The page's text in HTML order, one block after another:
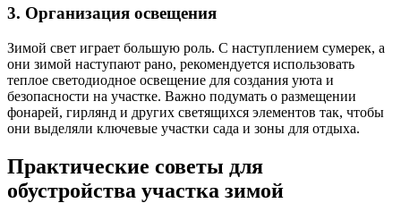
3. Организация освещения
Зимой свет играет большую роль. С наступлением сумерек, а
они зимой наступают рано, рекомендуется использовать
теплое светодиодное освещение для создания уюта и
безопасности на участке. Важно подумать о размещении
фонарей, гирлянд и других светящихся элементов так, чтобы
они выделяли ключевые участки сада и зоны для отдыха.
Практические советы для
обустройства участка зимой